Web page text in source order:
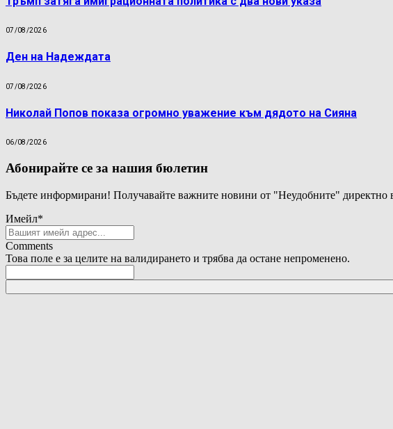
07/08/2026
Ден на Надеждата
07/08/2026
Николай Попов показа огромно уважение към дядото на Сияна
06/08/2026
Абонирайте се за нашия бюлетин
Бъдете информирани! Получавайте важните новини от "Неудобните" директно
Имейл*
Comments
Това поле е за целите на валидирането и трябва да остане непроменено.